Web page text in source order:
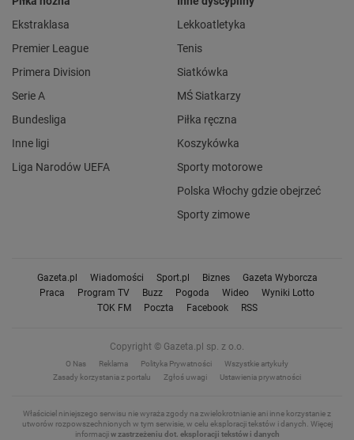
Ekstraklasa
Premier League
Primera Division
Serie A
Bundesliga
Inne ligi
Liga Narodów UEFA
Lekkoatletyka
Tenis
Siatkówka
MŚ Siatkarzy
Piłka ręczna
Koszykówka
Sporty motorowe
Polska Włochy gdzie obejrzeć
Sporty zimowe
Gazeta.pl Wiadomości Sport.pl Biznes
Gazeta Wyborcza
Praca
Program TV Buzz Pogoda Wideo
Wyniki Lotto
TOK FM
Poczta Facebook RSS
Copyright © Gazeta.pl sp. z o.o.
O Nas Reklama Polityka Prywatności
Wszystkie artykuły
Zasady korzystania z portalu
Zgłoś uwagi Ustawienia prywatności
Właściciel niniejszego serwisu nie wyraża zgody na zwielokrotnianie ani inne korzystanie z
utworów rozpowszechnionych w tym serwisie, w celu eksploracji tekstów i danych. Więcej
informacjiw zastrzeżeniu dot. eksploracji tekstów i danych